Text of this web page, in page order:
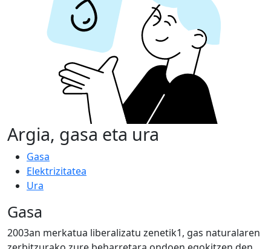
Argia, gasa eta ura
Gasa
Elektrizitatea
Ura
Gasa
2003an merkatua liberalizatu zenetik1, gas naturalaren